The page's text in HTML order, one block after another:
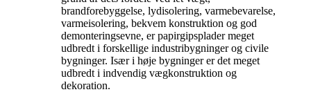
brandforebyggelse, lydisolering, varmebevarelse,
varmeisolering, bekvem konstruktion og god
demonteringsevne, er papirgipsplader meget
udbredt i forskellige industribygninger og civile
bygninger. Især i høje bygninger er det meget
udbredt i indvendig vægkonstruktion og
dekoration.